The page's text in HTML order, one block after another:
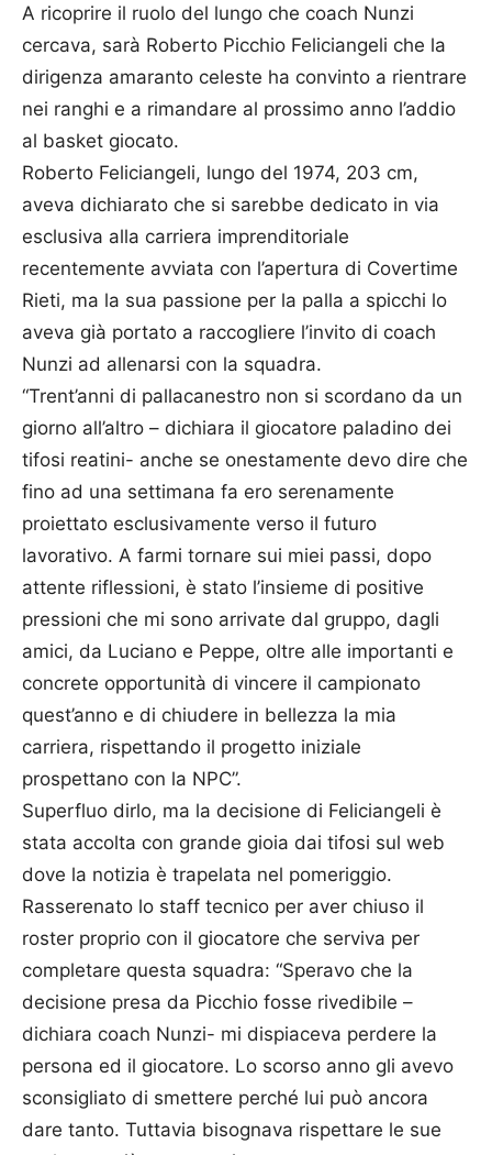
A ricoprire il ruolo del lungo che coach Nunzi
cercava, sarà Roberto Picchio Feliciangeli che la
dirigenza amaranto celeste ha convinto a rientrare
nei ranghi e a rimandare al prossimo anno l’addio
al basket giocato.
Roberto Feliciangeli, lungo del 1974, 203 cm,
aveva dichiarato che si sarebbe dedicato in via
esclusiva alla carriera imprenditoriale
recentemente avviata con l’apertura di Covertime
Rieti, ma la sua passione per la palla a spicchi lo
aveva già portato a raccogliere l’invito di coach
Nunzi ad allenarsi con la squadra.
“Trent’anni di pallacanestro non si scordano da un
giorno all’altro – dichiara il giocatore paladino dei
tifosi reatini- anche se onestamente devo dire che
fino ad una settimana fa ero serenamente
proiettato esclusivamente verso il futuro
lavorativo. A farmi tornare sui miei passi, dopo
attente riflessioni, è stato l’insieme di positive
pressioni che mi sono arrivate dal gruppo, dagli
amici, da Luciano e Peppe, oltre alle importanti e
concrete opportunità di vincere il campionato
quest’anno e di chiudere in bellezza la mia
carriera, rispettando il progetto iniziale
prospettano con la NPC”.
Superfluo dirlo, ma la decisione di Feliciangeli è
stata accolta con grande gioia dai tifosi sul web
dove la notizia è trapelata nel pomeriggio.
Rasserenato lo staff tecnico per aver chiuso il
roster proprio con il giocatore che serviva per
completare questa squadra: “Speravo che la
decisione presa da Picchio fosse rivedibile –
dichiara coach Nunzi- mi dispiaceva perdere la
persona ed il giocatore. Lo scorso anno gli avevo
sconsigliato di smettere perché lui può ancora
dare tanto. Tuttavia bisognava rispettare le sue